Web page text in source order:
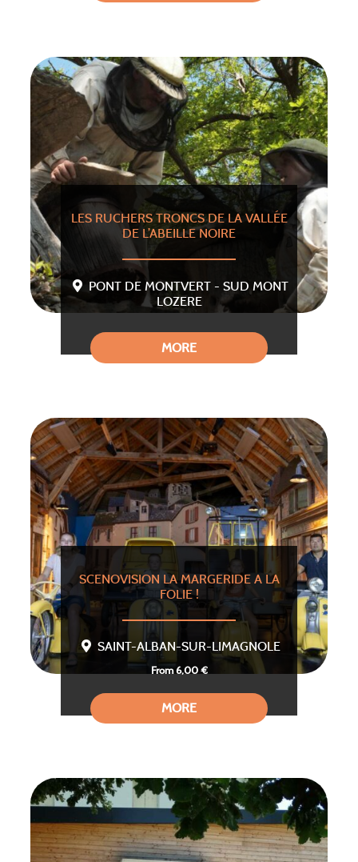
LES RUCHERS TRONCS DE LA VALLÉE
DE L’ABEILLE NOIRE
PONT DE MONTVERT - SUD MONT
LOZERE
MORE
SCENOVISION LA MARGERIDE A LA
FOLIE !
SAINT-ALBAN-SUR-LIMAGNOLE
From 6,00 €
MORE